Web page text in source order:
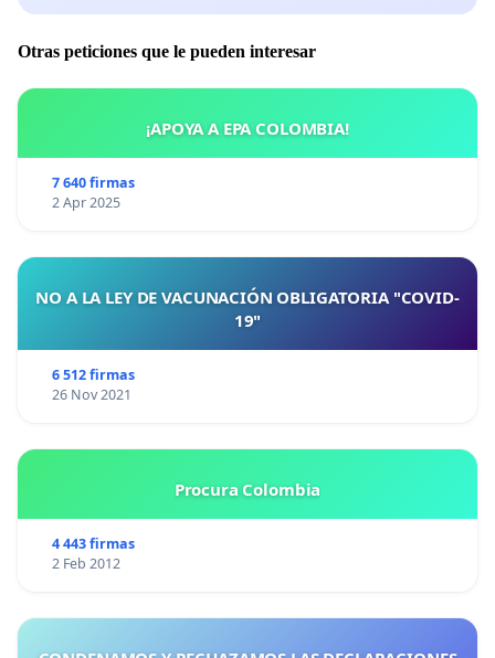
Otras peticiones que le pueden interesar
¡APOYA A EPA COLOMBIA!
7 640 firmas
2 Apr 2025
NO A LA LEY DE VACUNACIÓN OBLIGATORIA "COVID-
19"
6 512 firmas
26 Nov 2021
Procura Colombia
4 443 firmas
2 Feb 2012